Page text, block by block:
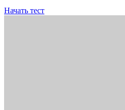
Начать тест